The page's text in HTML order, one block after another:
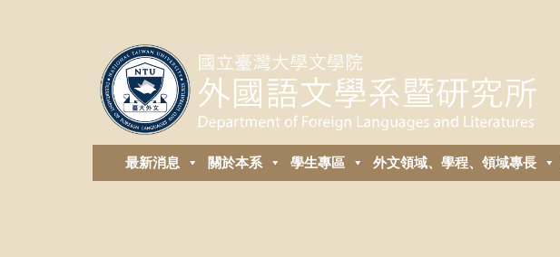
最新消息 關於本系 學生專區 外⽂領域、學程、領域專長